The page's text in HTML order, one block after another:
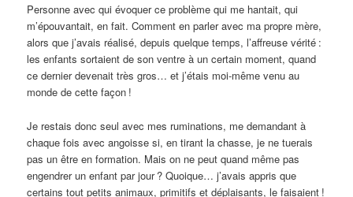
Personne avec qui évoquer ce problème qui me hantait, qui
m’épouvantait, en fait. Comment en parler avec ma propre mère,
alors que j’avais réalisé, depuis quelque temps, l’affreuse vérité :
les enfants sortaient de son ventre à un certain moment, quand
ce dernier devenait très gros… et j’étais moi-même venu au
monde de cette façon !
Je restais donc seul avec mes ruminations, me demandant à
chaque fois avec angoisse si, en tirant la chasse, je ne tuerais
pas un être en formation. Mais on ne peut quand même pas
engendrer un enfant par jour ? Quoique… j’avais appris que
certains tout petits animaux, primitifs et déplaisants, le faisaient !